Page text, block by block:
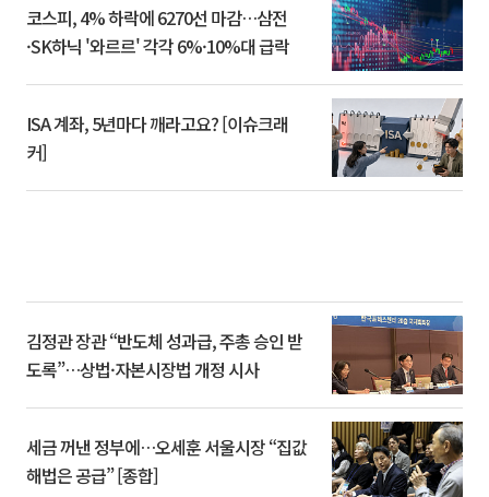
코스피, 4% 하락에 6270선 마감…삼전
·SK하닉 '와르르' 각각 6%·10%대 급락
ISA 계좌, 5년마다 깨라고요? [이슈크래
커]
김정관 장관 “반도체 성과급, 주총 승인 받
도록”…상법·자본시장법 개정 시사
세금 꺼낸 정부에…오세훈 서울시장 “집값
해법은 공급” [종합]